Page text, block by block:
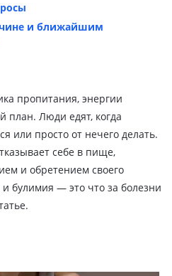
и ближайшим
пропитания, энергии
план. Люди едят, когда
или просто от нечего делать.
себе в пище,
и обретением своего
булимия — это что за болезни